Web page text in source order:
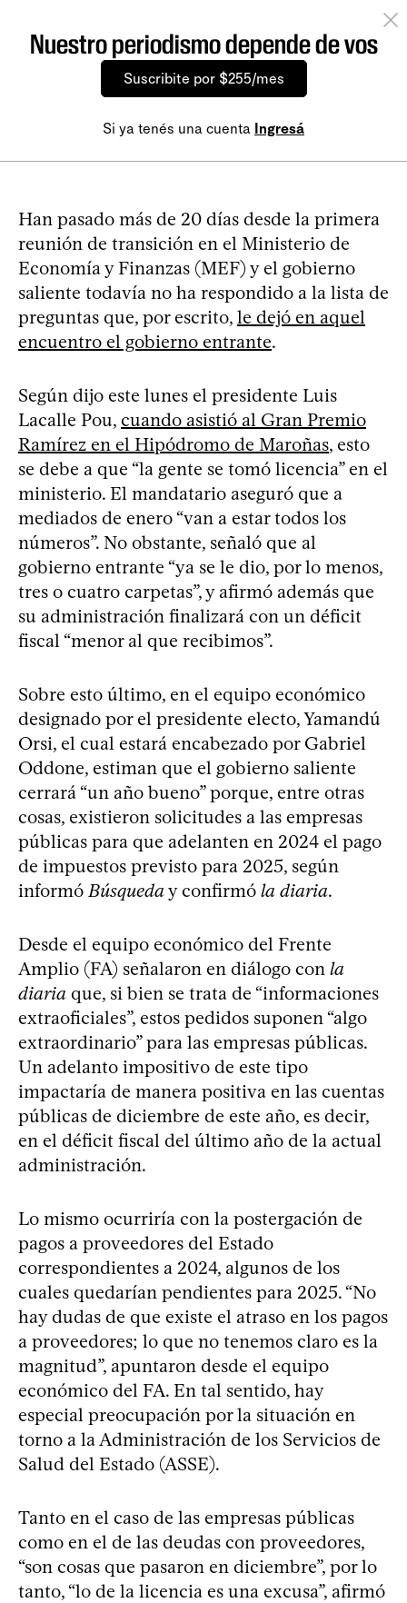
Nuestro periodismo depende de vos
Suscribite por $255/mes
Si ya tenés una cuenta Ingresá
Han pasado más de 20 días desde la primera
reunión de transición en el Ministerio de
Economía y Finanzas (MEF) y el gobierno
saliente todavía no ha respondido a la lista de
preguntas que, por escrito, le dejó en aquel
encuentro el gobierno entrante.
Según dijo este lunes el presidente Luis
Lacalle Pou, cuando asistió al Gran Premio
Ramírez en el Hipódromo de Maroñas, esto
se debe a que “la gente se tomó licencia” en el
ministerio. El mandatario aseguró que a
mediados de enero “van a estar todos los
números”. No obstante, señaló que al
gobierno entrante “ya se le dio, por lo menos,
tres o cuatro carpetas”, y afirmó además que
su administración finalizará con un déficit
fiscal “menor al que recibimos”.
Sobre esto último, en el equipo económico
designado por el presidente electo, Yamandú
Orsi, el cual estará encabezado por Gabriel
Oddone, estiman que el gobierno saliente
cerrará “un año bueno” porque, entre otras
cosas, existieron solicitudes a las empresas
públicas para que adelanten en 2024 el pago
de impuestos previsto para 2025, según
informó Búsqueday confirmó la diaria.
Desde el equipo económico del Frente
Amplio (FA) señalaron en diálogo con la
diaria que, si bien se trata de “informaciones
extraoficiales”, estos pedidos suponen “algo
extraordinario” para las empresas públicas.
Un adelanto impositivo de este tipo
impactaría de manera positiva en las cuentas
públicas de diciembre de este año, es decir,
en el déficit fiscal del último año de la actual
administración.
Lo mismo ocurriría con la postergación de
pagos a proveedores del Estado
correspondientes a 2024, algunos de los
cuales quedarían pendientes para 2025. “No
hay dudas de que existe el atraso en los pagos
a proveedores; lo que no tenemos claro es la
magnitud”, apuntaron desde el equipo
económico del FA. En tal sentido, hay
especial preocupación por la situación en
torno a la Administración de los Servicios de
Salud del Estado (ASSE).
Tanto en el caso de las empresas públicas
como en el de las deudas con proveedores,
“son cosas que pasaron en diciembre”, por lo
tanto, “lo de la licencia es una excusa”, afirmó